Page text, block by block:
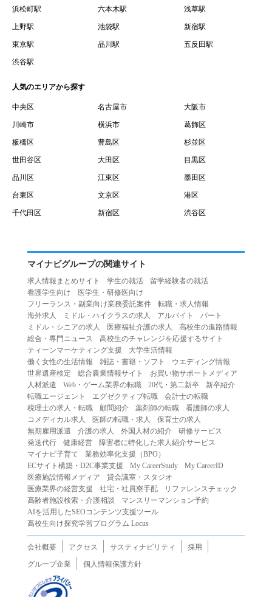
借契約書およびオプション注文書を意味します。
９.「契約期間開始日」とは、定期建物賃貸借契約（以下
「賃貸借契約」と言います）の開始日のことで、利用者の
賃借権が発生する日を意味します。
するために、選んだ物件を保留することを意味します。
１１.「予約情報」とは、物件を予約するために必要な当社
所定の情報を意味します。物件情報や期間、オプション等
１２.「キャンセル」とは、賃貸借契約締結後から契約期間
開始日前までに、利用者が賃貸借契約を解除することを意
味します。
１３.「中途解約」とは、賃貸借契約期間の途中で、利用者
１.利用者は、本サービスを利用する上で次の各号に定める
とします。
（１）重複、虚偽の情報、または自己以外の情報を登録す
る行為
（２）第三者になりすまして本サービスを利用する行為
（３）当社または第三者の著作権等の知的財産権、プライ
バシー、その他の権利を侵害する行為
（４）当社または第三者を誹謗中傷する行為
（５）当社または第三者に不利益を与える行為
（６）営利を目的とした行為
（７）政治・選挙・宗教活動またはそれらに類する行為
（８）本サービスの運営を妨害する行為
（９）法令違反、犯罪行為、または公序良俗に反する行為
（１０）暴力的な要求行為、または法的な責任を超えた不
当な要求行為
（１１）その他当社が不適切であると判断する行為
２.当社は、前項の定めに該当する行為を行った利用者に対
の提供を停止または中断することができるものとします。
第５条（免責）
１.当社は、本サービスの利用（これらに伴う当社または第
三者の情報提供行為等を含みます）により、利用者に生じ
浜松町駅 六本木駅 浅草駅
上野駅 池袋駅 新宿駅
東京駅 品川駅 五反田駅
渋谷駅
人気のエリアから探す
中央区 名古屋市 大阪市
川崎市 横浜市 葛飾区
板橋区 豊島区 杉並区
世田谷区 大田区 目黒区
品川区 江東区 墨田区
台東区 文京区 港区
千代田区 新宿区 渋谷区
マイナビグループの関連サイト
求人情報まとめサイト 学生の就活
留学経験者の就活
看護学生向け
医学生・研修医向け
フリーランス・副業向け業務委託案件
転職・求人情報
海外求人
ミドル・ハイクラスの求人 アルバイト
パート
ミドル・シニアの求人
医療福祉介護の求人
高校生の進路情報
総合・専門ニュース
高校生のチャレンジを応援するサイト
ティーンマーケティング支援
大学生活情報
働く女性の生活情報
雑誌・書籍・ソフト
ウエディング情報
世界遺産検定
総合農業情報サイト
お買い物サポートメディア
人材派遣
Web・ゲーム業界の転職 20代・第二新卒
新卒紹介
転職エージェント
エグゼクティブ転職
会計士の転職
税理士の求人・転職
顧問紹介 薬剤師の転職
看護師の求人
コメディカル求人
医師の転職・求人
保育士の求人
無期雇用派遣
介護の求人 外国人材の紹介
研修サービス
発送代行
健康経営
障害者に特化した求人紹介サービス
マイナビ子育て
業務効率化支援（BPO）
ECサイト構築・D2C事業支援
My CareerStudy
My CareerID
医療施設情報メディア
貸会議室・スタジオ
医療業界の経営支援
社宅・社員寮手配
リファレンスチェック
高齢者施設検索・介護相談
マンスリーマンション予約
AIを活用したSEOコンテンツ支援ツール
高校生向け探究学習プログラム Locus
会社概要 アクセス サスティナビリティ
採用
グループ企業
個人情報保護方針